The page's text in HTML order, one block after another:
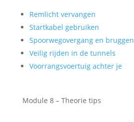
Remlicht vervangen
Startkabel gebruiken
Spoorwegovergang en bruggen
Veilig rijden in de tunnels
Voorrangsvoertuig achter je
Module 8 – Theorie tips